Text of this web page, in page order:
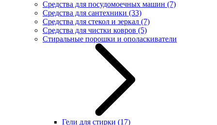
Средства для посудомоечных машин (7)
Средства для сантехники (33)
Средства для стекол и зеркал (7)
Средства для чистки ковров (5)
Стиральные порошки и ополаскиватели
Гели для стирки (17)